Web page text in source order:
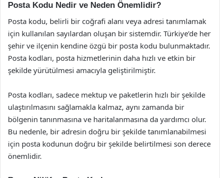
Posta Kodu Nedir ve Neden Önemlidir?
Posta kodu, belirli bir coğrafi alanı veya adresi tanımlamak
için kullanılan sayılardan oluşan bir sistemdir. Türkiye’de her
şehir ve ilçenin kendine özgü bir posta kodu bulunmaktadır.
Posta kodları, posta hizmetlerinin daha hızlı ve etkin bir
şekilde yürütülmesi amacıyla geliştirilmiştir.
Posta kodları, sadece mektup ve paketlerin hızlı bir şekilde
ulaştırılmasını sağlamakla kalmaz, aynı zamanda bir
bölgenin tanınmasına ve haritalanmasına da yardımcı olur.
Bu nedenle, bir adresin doğru bir şekilde tanımlanabilmesi
için posta kodunun doğru bir şekilde belirtilmesi son derece
önemlidir.